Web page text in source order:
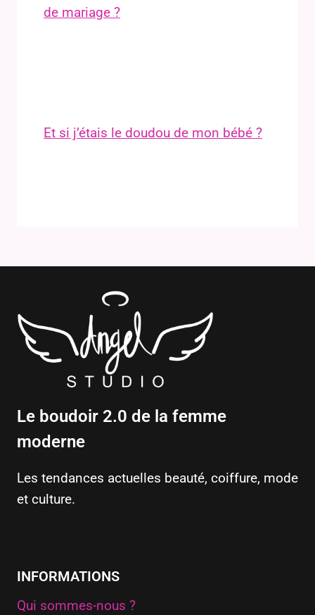
de mariage ?
Et si j’étais le doudou de mon bébé ?
Le boudoir 2.0 de la femme
moderne
Les tendances actuelles beauté, coiffure, mode
et culture.
INFORMATIONS
Qui sommes-nous ?